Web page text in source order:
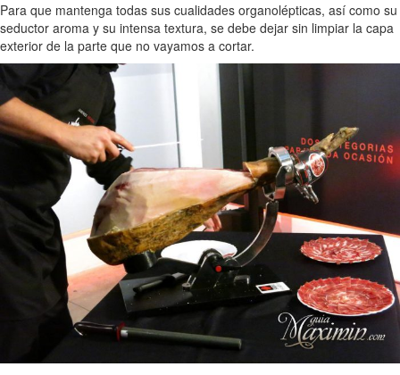
Para que mantenga todas sus cualidades organolépticas, así como su
seductor aroma y su intensa textura, se debe dejar sin limpiar la capa
exterior de la parte que no vayamos a cortar.